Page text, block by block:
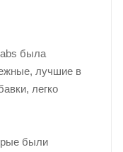
была
лучшие в
легко
были